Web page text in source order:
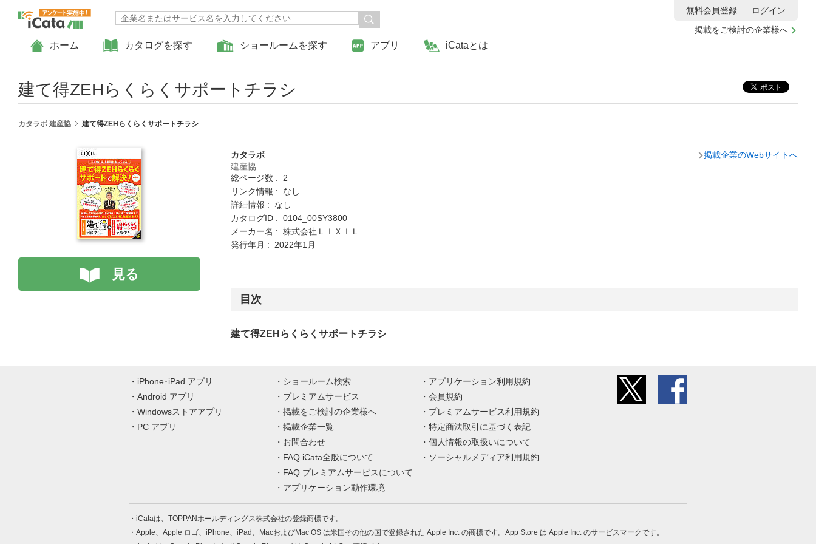
ホーム カタログを探す ショールームを探す アプリ iCataとは
掲載をご検討の企業様へ
無料会員登録 ログイン
建て得ZEHらくらくサポートチラシ
カタラボ 建産協 建て得ZEHらくらくサポートチラシ
見る
カタラボ
建産協
総ページ数 : 2
リンク情報 : なし
詳細情報 : なし
カタログID : 0104_00SY3800
メーカー名 : 株式会社ＬＩＸＩＬ
発行年月 : 2022年1月
掲載企業のWebサイトへ
目次
建て得ZEHらくらくサポートチラシ
iPhone･iPad アプリ
Android アプリ
Windowsストアアプリ
PC アプリ
ショールーム検索
プレミアムサービス
掲載をご検討の企業様へ
掲載企業一覧
お問合わせ
FAQ iCata全般について
FAQ プレミアムサービスについて
アプリケーション動作環境
アプリケーション利用規約
会員規約
プレミアムサービス利用規約
特定商法取引に基づく表記
個人情報の取扱いについて
ソーシャルメディア利用規約
iCataは、TOPPANホールディングス株式会社の登録商標です。
Apple、Apple ロゴ、iPhone、iPad、MacおよびMac OS は米国その他の国で登録された Apple Inc. の商標です。App Store は Apple Inc. のサービスマークです。